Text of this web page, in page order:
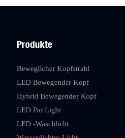
Produkte
Beweglicher Kopfstrahl
LED Bewegender Kopf
Hybrid Bewegender Kopf
LED Par Light
LED -Waschlicht